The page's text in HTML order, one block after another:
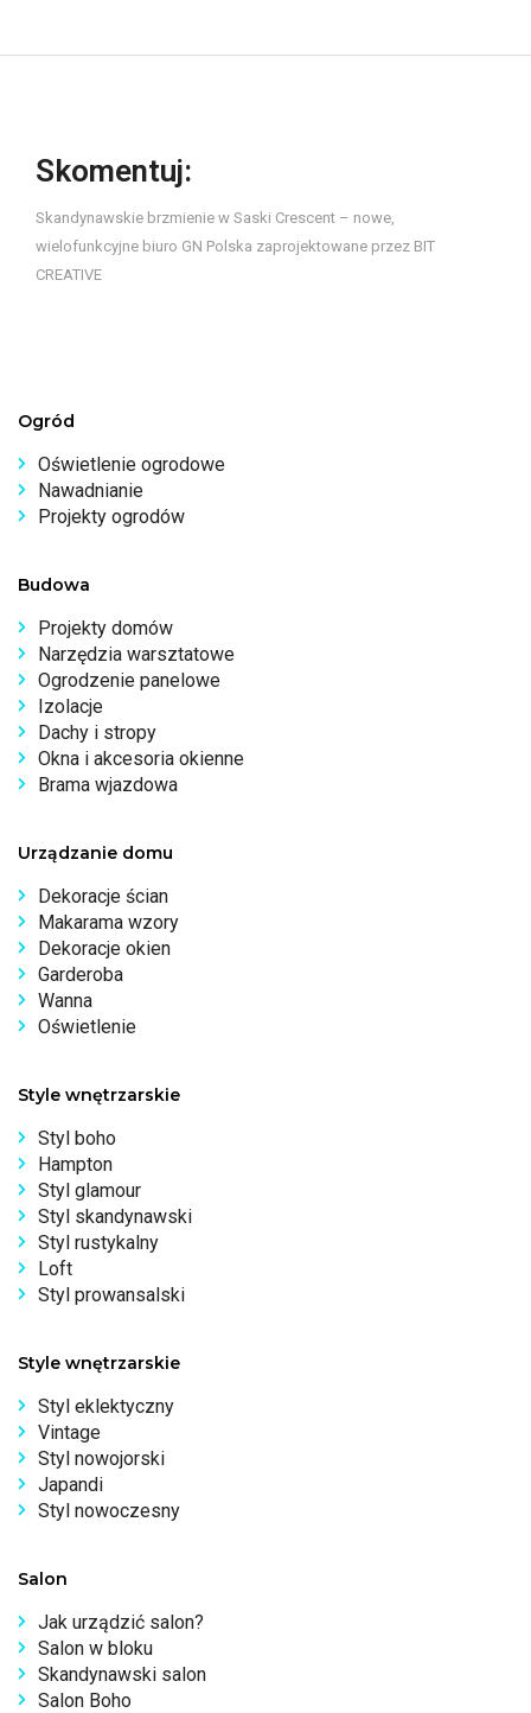
Skomentuj:
Skandynawskie brzmienie w Saski Crescent – nowe,
wielofunkcyjne biuro GN Polska zaprojektowane przez BIT
CREATIVE
Ogród
Oświetlenie ogrodowe
Nawadnianie
Projekty ogrodów
Budowa
Projekty domów
Narzędzia warsztatowe
Ogrodzenie panelowe
Izolacje
Dachy i stropy
Okna i akcesoria okienne
Brama wjazdowa
Urządzanie domu
Dekoracje ścian
Makarama wzory
Dekoracje okien
Garderoba
Wanna
Oświetlenie
Style wnętrzarskie
Styl boho
Hampton
Styl glamour
Styl skandynawski
Styl rustykalny
Loft
Styl prowansalski
Style wnętrzarskie
Styl eklektyczny
Vintage
Styl nowojorski
Japandi
Styl nowoczesny
Salon
Jak urządzić salon?
Salon w bloku
Skandynawski salon
Salon Boho